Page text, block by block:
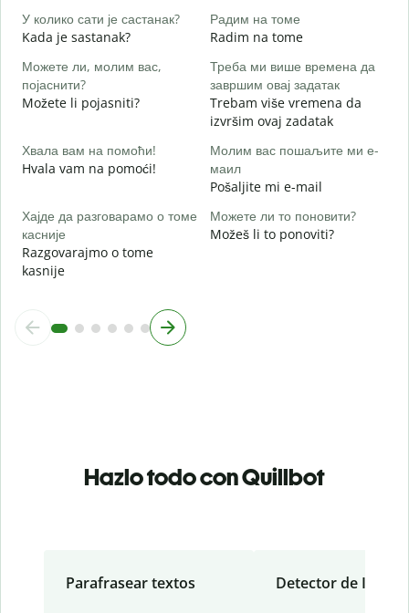
У колико сати је састанак?
Kada je sastanak?
Радим на томе
Radim na tome
Можете ли, молим вас,
појаснити?
Možete li pojasniti?
Треба ми више времена да
завршим овај задатак
Trebam više vremena da
izvršim ovaj zadatak
Хвала вам на помоћи!
Hvala vam na pomoći!
Молим вас пошаљите ми е-
маил
Pošaljite mi e-mail
Хајде да разговарамо о томе
касније
Razgovarajmo o tome
kasnije
Можете ли то поновити?
Možeš li to ponoviti?
Hazlo todo con Quillbot
Parafrasear textos Detector de IA